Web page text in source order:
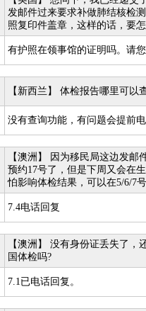
发邮件过来要求补做肺结核检
照复印件盖章，这样的话，要
有护照在领事馆的证明吗。请
【新西兰】 体检报告哪里可
没有查询功能，有问题会提前
【澳洲】 因为移民局这边发
预约17号了，但是下周又会在
怕影响体检结果，可以在5/6/7
7.4电话回复
【澳洲】 没有身份证丢失了
国体检吗?
7.1已电话回复。